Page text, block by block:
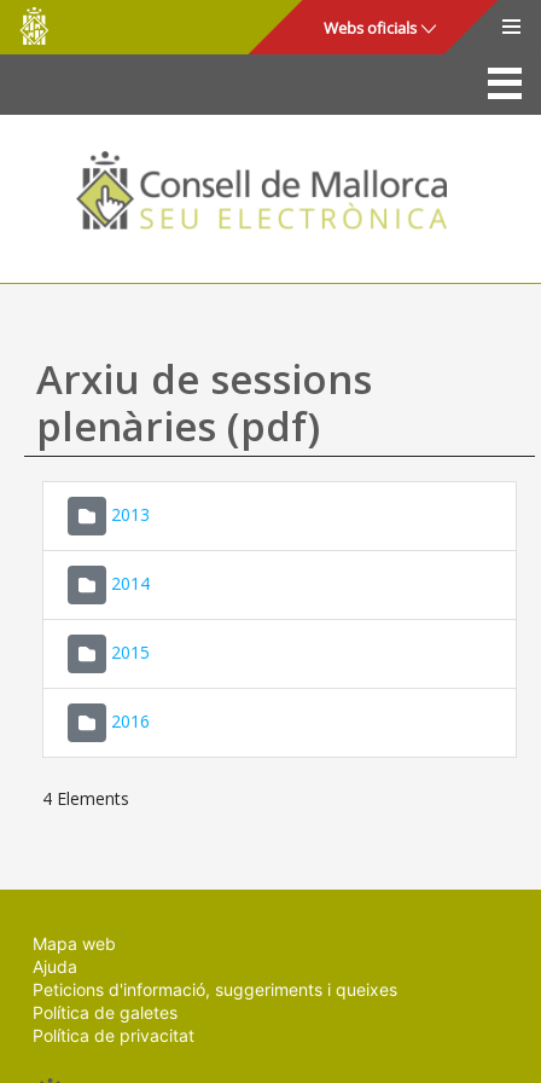
Salta al contingut principal
Consell
de
Mallorca
Webs oficials
La Seu
Consell de Mallorca
Accés i seguretat
Utilitats
Ajuda
Arxiu de sessions
plenàries (pdf)
2013
2014
2015
2016
4 Elements
Mapa web
Ajuda
Peticions d'informació, suggeriments i queixes
Política de galetes
Política de privacitat